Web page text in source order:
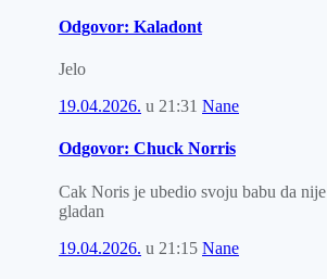
Odgovor: Kaladont
Jelo
19.04.2026. u 21:31 Nane
Odgovor: Chuck Norris
Cak Noris je ubedio svoju babu da nije
gladan
19.04.2026. u 21:15 Nane